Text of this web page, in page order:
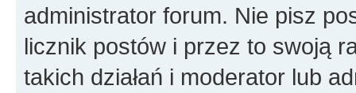
administrator forum. Nie pisz
licznik postów i przez to swoją
takich działań i moderator lub